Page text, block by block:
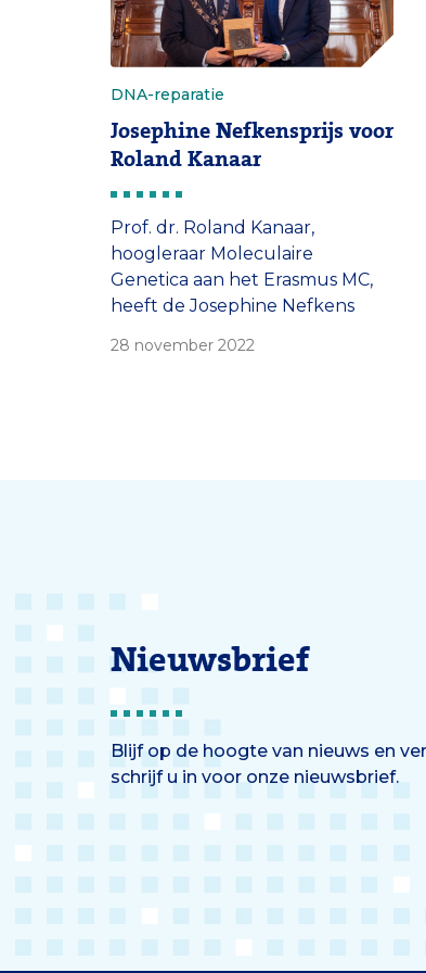
DNA-reparatie
Josephine Nefkensprijs voor
Roland Kanaar
Prof. dr. Roland Kanaar,
hoogleraar Moleculaire
Genetica aan het Erasmus MC,
heeft de Josephine Nefkens
ontvangen. De jury roemt zijn
28 november 2022
Nieuwsbrief
Blijf op de hoogte van nieuws en
schrijf u in voor onze nieuwsbrief.